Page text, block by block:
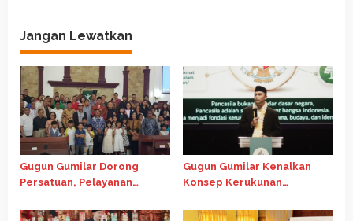
Jangan Lewatkan
Gugun Gumilar Dorong
Persatuan, Pelayanan
USU Tetap Berjalan
Gugun Gumilar Kenalkan
Konsep Kerukunan
Internasional Gereja Advent